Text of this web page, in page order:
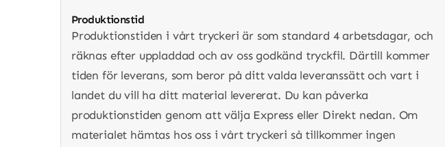
Produktionstid
Produktionstiden i vårt tryckeri är som standard 4 arbetsdagar, och
räknas efter uppladdad och av oss godkänd tryckfil. Därtill kommer
tiden för leverans, som beror på ditt valda leveranssätt och vart i
landet du vill ha ditt material levererat. Du kan påverka
produktionstiden genom att välja Express eller Direkt nedan. Om
materialet hämtas hos oss i vårt tryckeri så tillkommer ingen